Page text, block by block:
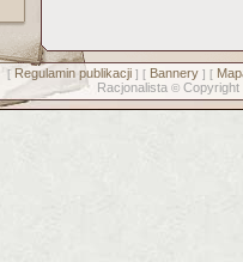
[ Regulamin publikacji] [ Bannery] [
Racjonalista © Copyright